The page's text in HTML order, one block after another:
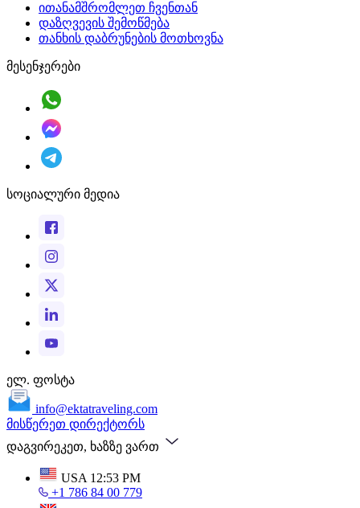
ითანამშრომლეთ ჩვენთან
დაზღვევის შემოწმება
თანხის დაბრუნების მოთხოვნა
მესენჯერები
სოციალური მედია
ელ. ფოსტა
info@ektatraveling.com
მისწერეთ დირექტორს
დაგვირეკეთ, ხაზზე ვართ
USA 12:53 PM
+1 786 84 00 779